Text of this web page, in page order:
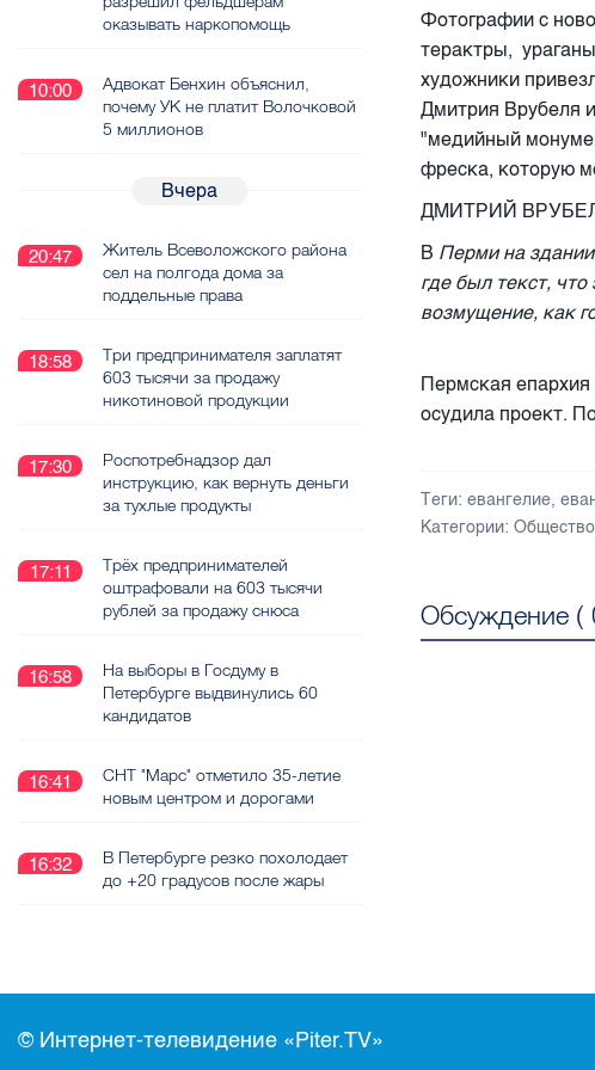
Фотографии с
терактры,
художники
Дмитрия Врубеля
"медийный
фреска, которую
ДМИТРИЙ
В Перми на
где был текст,
возмущение, как
Пермская
осудила проект.
Теги: евангелие,
Категории: Общество
Обсуждение (
оказывать наркопомощь
10:00
Адвокат Бенхин объяснил,
почему УК не платит Волочковой
5 миллионов
Вчера
20:47
Житель Всеволожского района
сел на полгода дома за
поддельные права
18:58
Три предпринимателя заплатят
603 тысячи за продажу
никотиновой продукции
17:30
Роспотребнадзор дал
инструкцию, как вернуть деньги
за тухлые продукты
17:11
Трёх предпринимателей
оштрафовали на 603 тысячи
рублей за продажу снюса
16:58
На выборы в Госдуму в
Петербурге выдвинулись 60
кандидатов
16:41
СНТ "Марс" отметило 35-летие
новым центром и дорогами
16:32
В Петербурге резко похолодает
до +20 градусов после жары
© Интернет-телевидение «Piter.TV»